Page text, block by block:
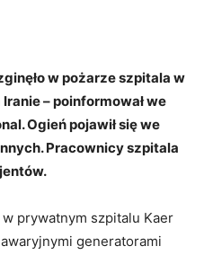
w pożarze szpitala w
– poinformował we
Ogień pojawił się we
Pracownicy szpitala
prywatnym szpitalu Kaer
generatorami